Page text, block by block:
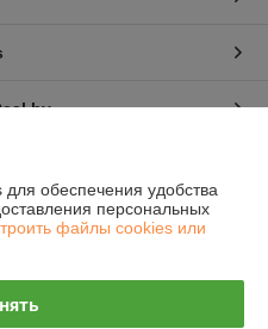
машины"
Юбилейная 2 а, оф 47
обеспечения удобства
персональных
файлы cookies или